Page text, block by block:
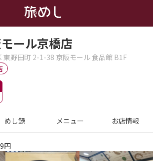
ール京橋店
東野田町 2-1-38 京阪モール 食品館 B1F
めし録 メニュー お店情報
円